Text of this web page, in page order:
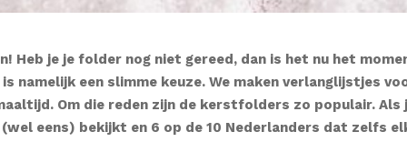
Heb je je folder nog niet gereed, dan is het nu het
namelijk een slimme keuze. We maken verlanglijstjes
Om die reden zijn de kerstfolders zo populair.
eens) bekijkt en 6 op de 10 Nederlanders dat zelfs